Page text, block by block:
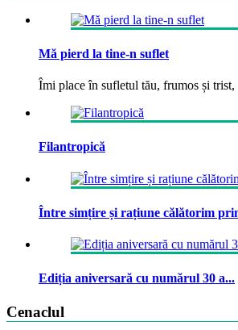
Mă pierd la tine-n suflet
Îmi place în sufletul tău, frumos și
Filantropică
Între simțire și rațiune călătorim
Ediția aniversară cu numărul 30 a...
Cenaclul